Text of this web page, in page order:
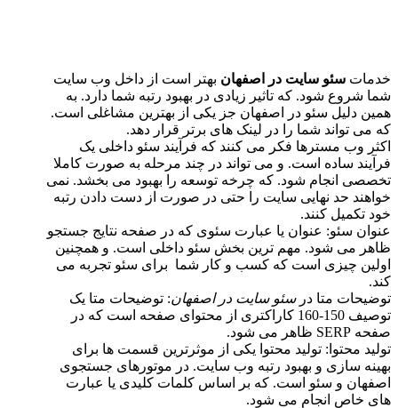
خدمات سئو سایت در اصفهان بهتر است از داخل وب سایت
شما شروع شود. که تاثیر زیادی در بهبود رتبه شما دارد. به
همین دلیل سئو در اصفهان جز یکی از بهترین مشاغلی است.
که می تواند شما را در لینک های برتر قرار دهد.
اکثر وب مسترها فکر می کنند که فرآیند سئو داخلی یک
فرآیند ساده است. و می تواند در چند مرحله به صورت کاملا
تخصصی انجام شود. که چرخه توسعه را بهبود می بخشد. نمی
خواهند حد نهایی سایت را حتی در صورت از دست دادن رتبه
خود تکمیل کنند.
عنوان سئو: عنوان یا عبارت سئوی که در صفحه نتایج جستجو
ظاهر می شود. مهم ترین بخش سئو داخلی است. و همچنین
اولین چیزی است که کسب و کار شما برای سئو تجربه می
کند.
توضیحات متا درسئو سایت در اصفهان: توضیحات متا یک
توصیف 150-160 کاراکتری از محتوای صفحه است که در
صفحه SERP ظاهر می شود.
تولید محتوا: تولید محتوا یکی از موثرترین قسمت ها برای
بهینه سازی و بهبود رتبه وب سایت. در موتورهای جستجوی
اصفهان و سئو است. که بر اساس کلمات کلیدی یا عبارت
های خاص انجام می شود.